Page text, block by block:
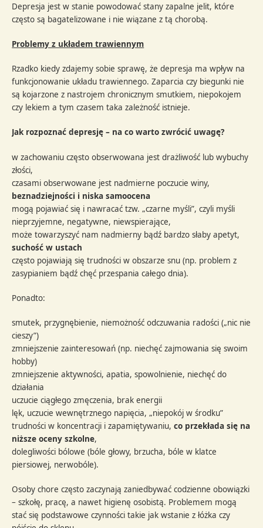
Depresja jest w stanie powodować stany zapalne jelit, które
często są bagatelizowane i nie wiązane z tą chorobą.
Problemy z układem trawiennym
Rzadko kiedy zdajemy sobie sprawę, że depresja ma wpływ na
funkcjonowanie układu trawiennego. Zaparcia czy biegunki nie
są kojarzone z nastrojem chronicznym smutkiem, niepokojem
czy lekiem a tym czasem taka zależność istnieje.
Jak rozpoznać depresję – na co warto zwrócić uwagę?
w zachowaniu często obserwowana jest drażliwość lub wybuchy
złości,
czasami obserwowane jest nadmierne poczucie winy,
beznadziejności i niska samoocena
mogą pojawiać się i nawracać tzw. „czarne myśli”, czyli myśli
nieprzyjemne, negatywne, niewspierające,
może towarzyszyć nam nadmierny bądź bardzo słaby apetyt,
suchość w ustach
często pojawiają się trudności w obszarze snu (np. problem z
zasypianiem bądź chęć przespania całego dnia).
Ponadto:
smutek, przygnębienie, niemożność odczuwania radości („nic nie
cieszy”)
zmniejszenie zainteresowań (np. niechęć zajmowania się swoim
hobby)
zmniejszenie aktywności, apatia, spowolnienie, niechęć do
działania
uczucie ciągłego zmęczenia, brak energii
lęk, uczucie wewnętrznego napięcia, „niepokój w środku”
trudności w koncentracji i zapamiętywaniu,co przekłada się na
niższe oceny szkolne,
dolegliwości bólowe (bóle głowy, brzucha, bóle w klatce
piersiowej, nerwobóle).
Osoby chore często zaczynają zaniedbywać codzienne obowiązki
– szkołę, pracę, a nawet higienę osobistą. Problemem mogą
stać się podstawowe czynności takie jak wstanie z łóżka czy